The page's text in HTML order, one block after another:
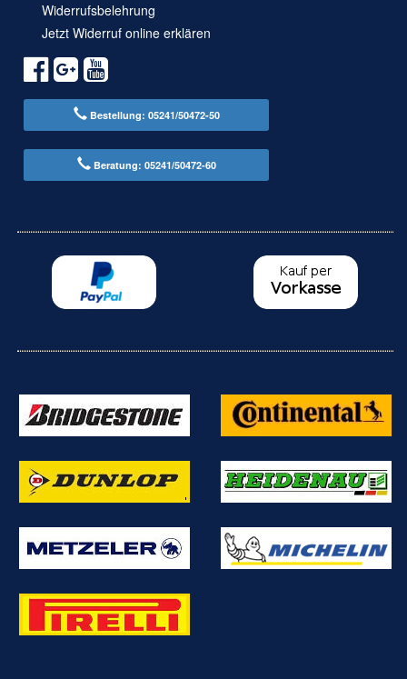
Widerrufsbelehrung
Jetzt Widerruf online erklären
Bestellung: 05241/50472-50
Beratung: 05241/50472-60